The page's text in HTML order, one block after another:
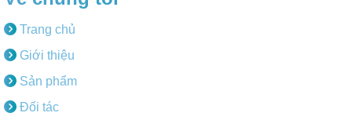
Trang chủ
Giới thiệu
Sản phẩm
Đối tác